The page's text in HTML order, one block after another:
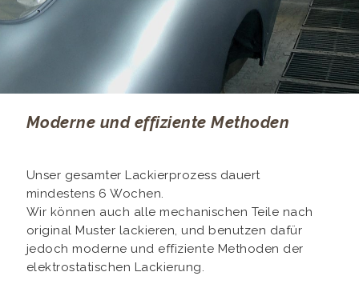
Moderne und effiziente Methoden
Unser gesamter Lackierprozess dauert
mindestens 6 Wochen.
Wir können auch alle mechanischen Teile nach
original Muster lackieren, und benutzen dafür
jedoch moderne und effiziente Methoden der
elektrostatischen Lackierung.